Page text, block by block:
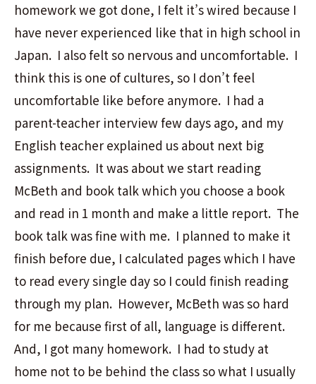
homework we got done, I felt it’s wired because I
have never experienced like that in high school in
Japan. I also felt so nervous and uncomfortable. I
think this is one of cultures, so I don’t feel
uncomfortable like before anymore. I had a
parent-teacher interview few days ago, and my
English teacher explained us about next big
assignments. It was about we start reading
McBeth and book talk which you choose a book
and read in 1 month and make a little report. The
book talk was fine with me. I planned to make it
finish before due, I calculated pages which I have
to read every single day so I could finish reading
through my plan. However, McBeth was so hard
for me because first of all, language is different.
And, I got many homework. I had to study at
home not to be behind the class so what I usually